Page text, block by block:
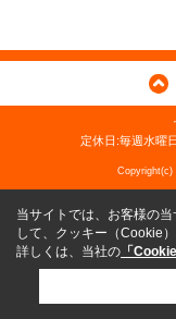
定休日:毎週水曜
Copyright(c)
当サイトでは、お客様の
して、クッキー（Cookie
詳しくは、当社の 「